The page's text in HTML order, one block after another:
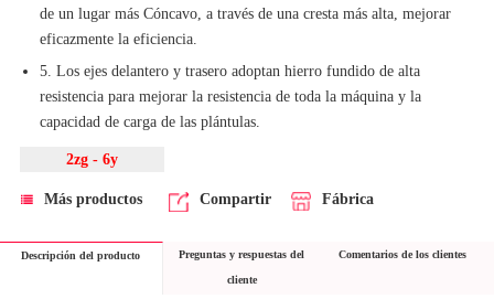
de un lugar más Cóncavo, a través de una cresta más alta, mejorar
eficazmente la eficiencia.
5. Los ejes delantero y trasero adoptan hierro fundido de alta
resistencia para mejorar la resistencia de toda la máquina y la
capacidad de carga de las plántulas.
2zg - 6y
Más productos Compartir Fábrica
Descripción del producto Preguntas y respuestas del
cliente
Comentarios de los clientes